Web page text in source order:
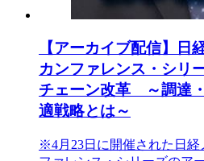
【アーカイブ配信】日
カンファレンス・シリ
チェーン改革 ～調達
適戦略とは～
※4月23日に開催された日